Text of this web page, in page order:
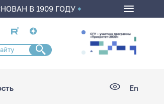
В 1909 ГОДУ
En